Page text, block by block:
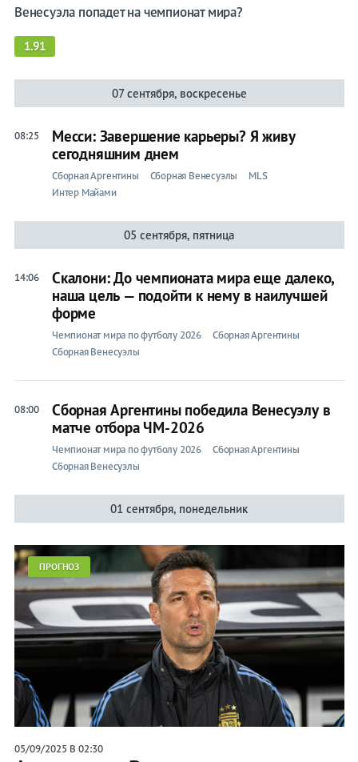
Венесуэла попадет на чемпионат мира?
1.91
07 сентября, воскресенье
08:25
Месси: Завершение карьеры? Я живу
сегодняшним днем
Сборная Аргентины Сборная Венесуэлы
MLS
Интер Майами
05 сентября, пятница
14:06
Скалони: До чемпионата мира еще далеко,
наша цель — подойти к нему в наилучшей
форме
Чемпионат мира по футболу 2026
Сборная Аргентины
Сборная Венесуэлы
08:00
Сборная Аргентины победила Венесуэлу в
матче отбора ЧМ-2026
Чемпионат мира по футболу 2026
Сборная Аргентины
Сборная Венесуэлы
01 сентября, понедельник
ПРОГНОЗ
05/09/2025 В 02:30